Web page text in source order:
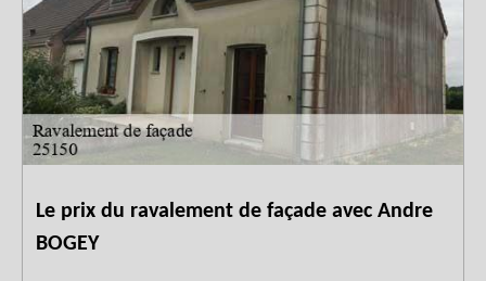
Le prix du ravalement de façade avec Andre
BOGEY